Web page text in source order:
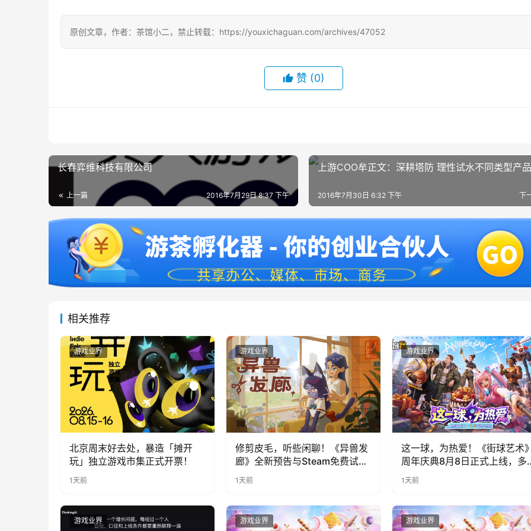
原创文章，作者：茶馆小二，禁止转载：https://youxichaguan.com/archives/47052
赞 (0)
长春弈维科技有限公司
上一篇 2016年7月29日 8:37 下午
上游COO牟正文：深耕塔防 理性试水不同类型产品
下
2016年7月30日 6:32 下午
相关推荐
游戏业界
北京周末好去处，暴造「摊开
玩」独立游戏市集正式开票！
1天前
游戏业界
修剪皮毛，听些闲聊！《异兽发
廊》全新预告与Steam免费试玩
公开
1天前
游戏业界
这一球，为热爱！《街球艺术
周年庆典8月8日正式上线，多
福利与全新内容同步开启
1天前
游戏业界 游戏业界 游戏业界